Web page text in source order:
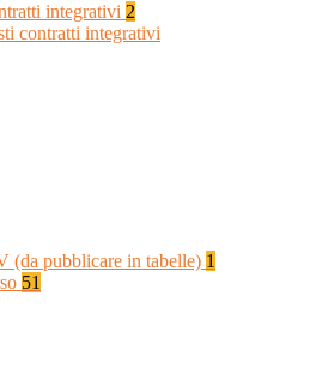
integrativi 2
contratti integrativi
(da pubblicare in tabelle) 1
51